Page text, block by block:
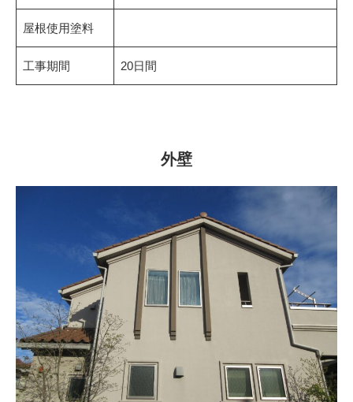
屋根使用塗料
工事期間 20日間
外壁